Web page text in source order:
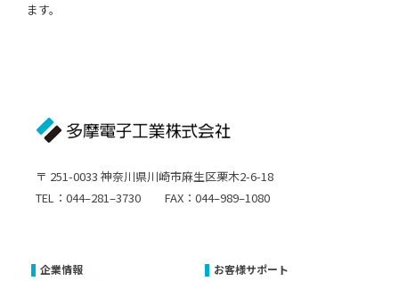
ます。
〒 251-0033 神奈川県川崎市麻生区栗木2-6-18
TEL：044–281–3730 FAX：044–989–1080
企業情報 お客様サポート